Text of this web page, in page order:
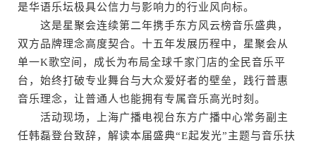
是华语乐坛极具公信力与影响力的行业风向标。
这是星聚会连续第二年携手东方风云榜音乐盛典，
双方品牌理念高度契合。十五年发展历程中，星聚会从
单一K歌空间，成长为布局全球千家门店的全民音乐平
台，始终打破专业舞台与大众爱好者的壁垒，践行普惠
音乐理念，让普通人也能拥有专属音乐高光时刻。
活动现场，上海广播电视台东方广播中心常务副主
任韩磊登台致辞，解读本届盛典“E起发光”主题与音乐扶